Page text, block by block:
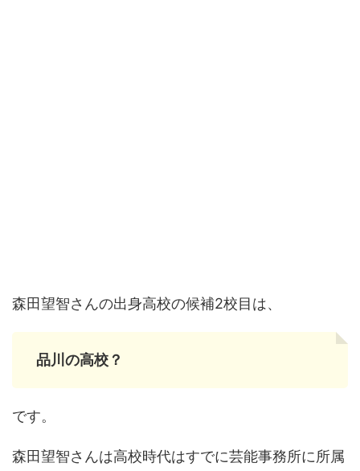
森田望智さんの出身高校の候補2校目は、
品川の高校？
です。
森田望智さんは高校時代はすでに芸能事務所に所属